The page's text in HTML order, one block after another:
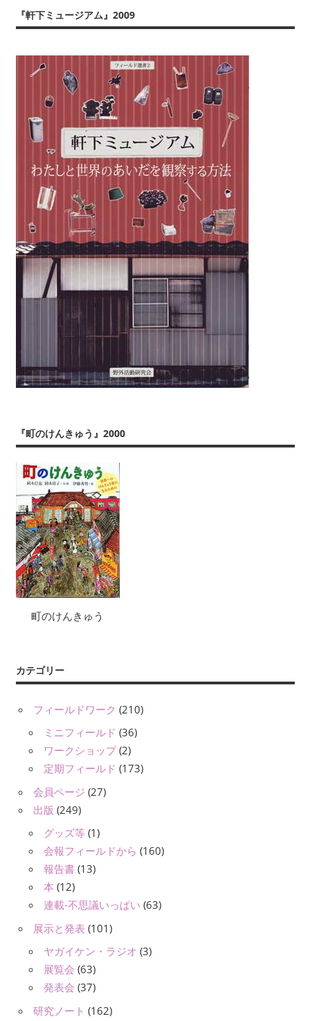
『軒下ミュージアム』2009
『町のけんきゅう』2000
町のけんきゅう
カテゴリー
フィールドワーク (210)
ミニフィールド (36)
ワークショップ(2)
定期フィールド (173)
会員ページ (27)
出版 (249)
グッズ等 (1)
会報フィールドから (160)
報告書 (13)
本 (12)
連載-不思議いっぱい (63)
展示と発表 (101)
ヤガイケン・ラジオ (3)
展覧会 (63)
発表会 (37)
研究ノート (162)